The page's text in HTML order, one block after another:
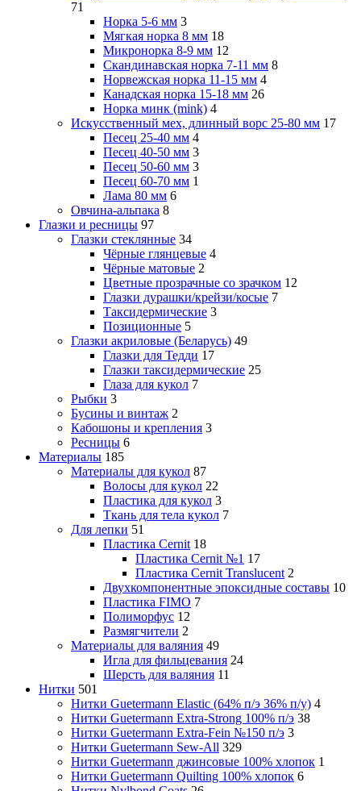
71
Норка 5-6 мм 3
Мягкая норка 8 мм 18
Микронорка 8-9 мм 12
Скандинавская норка 7-11 мм 8
Норвежская норка 11-15 мм 4
Канадская норка 15-18 мм 26
Норка минк (mink) 4
Искусственный мех, длинный ворс 25-80 мм 17
Песец 25-40 мм 4
Песец 40-50 мм 3
Песец 50-60 мм 3
Песец 60-70 мм 1
Лама 80 мм 6
Овчина-альпака 8
Глазки и ресницы 97
Глазки стеклянные 34
Чёрные глянцевые 4
Чёрные матовые 2
Цветные прозрачные со зрачком 12
Глазки дурашки/крейзи/косые 7
Таксидермические 3
Позиционные 5
Глазки акриловые (Беларусь) 49
Глазки для Тедди 17
Глазки таксидермические 25
Глаза для кукол 7
Рыбки 3
Бусины и винтаж 2
Кабошоны и крепления 3
Ресницы 6
Материалы 185
Материалы для кукол 87
Волосы для кукол 22
Пластика для кукол 3
Ткань для тела кукол 7
Для лепки 51
Пластика Cernit 18
Пластика Cernit №1 17
Пластика Cernit Translucent 2
Двухкомпонентные эпоксидные составы 10
Пластика FIMO 7
Полиморфус 12
Размягчители 2
Материалы для валяния 49
Игла для фильцевания 24
Шерсть для валяния 11
Нитки 501
Нитки Guetermann Elastic (64% п/э 36% п/у) 4
Нитки Guetermann Extra-Strong 100% п/э 38
Нитки Guetermann Extra-Fein №150 п/э 3
Нитки Guetermann Sew-All 329
Нитки Guetermann джинсовые 100% хлопок 1
Нитки Guetermann Quilting 100% хлопок 6